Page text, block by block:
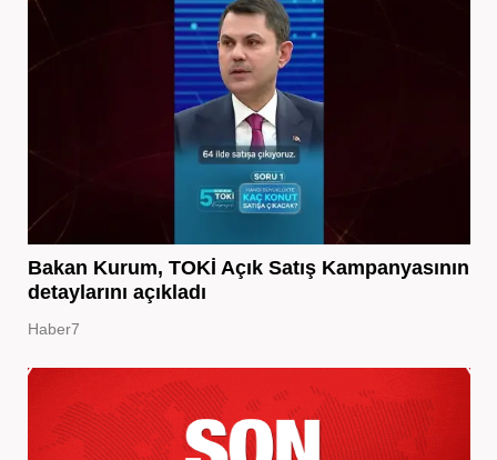
Bakan Kurum, TOKİ Açık Satış Kampanyasının
detaylarını açıkladı
Haber7